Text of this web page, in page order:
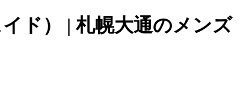
ド） | 札幌大通のメンズ